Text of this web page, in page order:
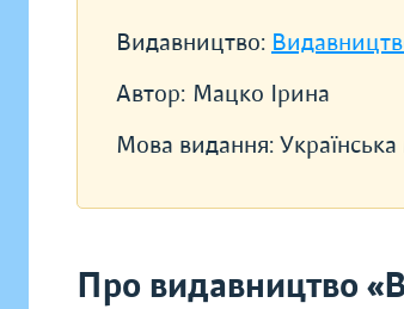
Видавництво:
Автор: Мацко Ірина
Мова видання:
Про видавництво